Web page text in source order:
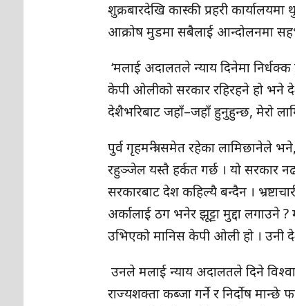
शुक्रबारदेखि कास्की प्रहरी
आक्रोष मुडमा सबैलाई आन्दोलनमा
‘मलाई अदालतले न्याय दिनेमा
केपी ओलीको सरकार रहिरहने हो भने
देशैभरिबाट जहाँ–जहाँ हुनुहुन्छ, मेरो
पुर्व गृहमन्त्री समेत रहेका लामिछानेले
रहुञ्जेल यस्तै हर्कत गर्छ । यो सरकार
सरकारबाट देश कहिल्यै बन्दैन ।
अर्कालाई ठग भनेर झूट्टा मुद्दा लगाउने
उभिएको मानिस केपी ओली हो । उनी
उनले मलाई न्याय अदालतले दिने
राज्यशक्ता कब्जा गर्ने र निर्दोष